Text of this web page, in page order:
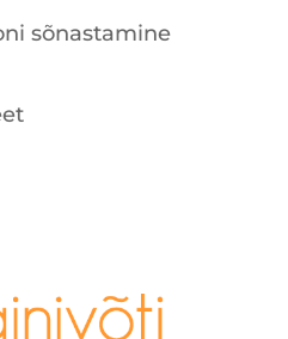
sõnastamine